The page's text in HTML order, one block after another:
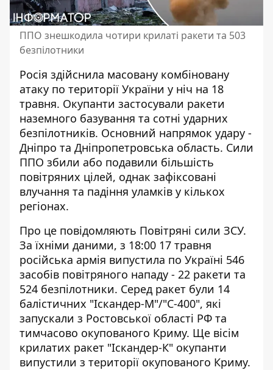
ППО знешкодила чотири крилаті ракети та 503
безпілотники
Росія здійснила масовану комбіновану
атаку по території України у ніч на 18
травня. Окупанти застосували ракети
наземного базування та сотні ударних
безпілотників. Основний напрямок удару -
Дніпро та Дніпропетровська область. Сили
ППО збили або подавили більшість
повітряних цілей, однак зафіксовані
влучання та падіння уламків у кількох
регіонах.
Про це повідомляють Повітряні сили ЗСУ.
За їхніми даними, з 18:00 17 травня
російська армія випустила по Україні 546
засобів повітряного нападу - 22 ракети та
524 безпілотники. Серед ракет були 14
балістичних "Іскандер-М"/"С-400", які
запускали з Ростовської області РФ та
тимчасово окупованого Криму. Ще вісім
крилатих ракет "Іскандер-К" окупанти
випустили з території окупованого Криму.